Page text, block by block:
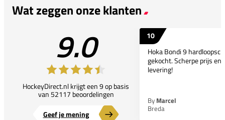
Wat zeggen onze klanten
9.0
HockeyDirect.nl krijgt een 9 op basis
van 52117 beoordelingen
Geef je mening
10
Hoka Bondi 9
gekocht. Scherpe prijs en
levering!
By Marcel
Breda